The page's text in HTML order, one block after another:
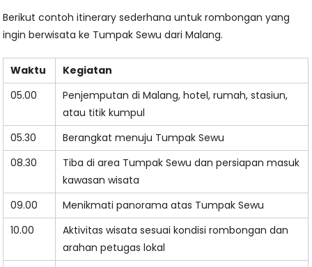
Berikut contoh itinerary sederhana untuk rombongan yang
ingin berwisata ke Tumpak Sewu dari Malang.
Waktu
Kegiatan
05.00
Penjemputan di Malang, hotel, rumah, stasiun,
atau titik kumpul
05.30
Berangkat menuju Tumpak Sewu
08.30
Tiba di area Tumpak Sewu dan persiapan masuk
kawasan wisata
09.00
Menikmati panorama atas Tumpak Sewu
10.00
Aktivitas wisata sesuai kondisi rombongan dan
arahan petugas lokal